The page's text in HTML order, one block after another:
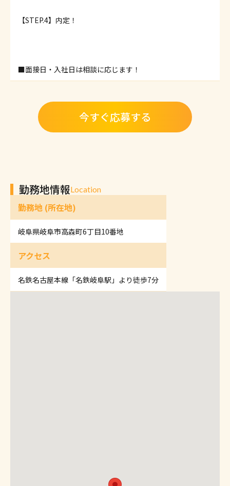
【STEP.4】内定！
■面接日・入社日は相談に応じます！
今すぐ応募する
勤務地情報Location
勤務地 (所在地)
岐阜県岐阜市高森町6丁目10番地
アクセス
名鉄名古屋本線「名鉄岐阜駅」より徒歩7分